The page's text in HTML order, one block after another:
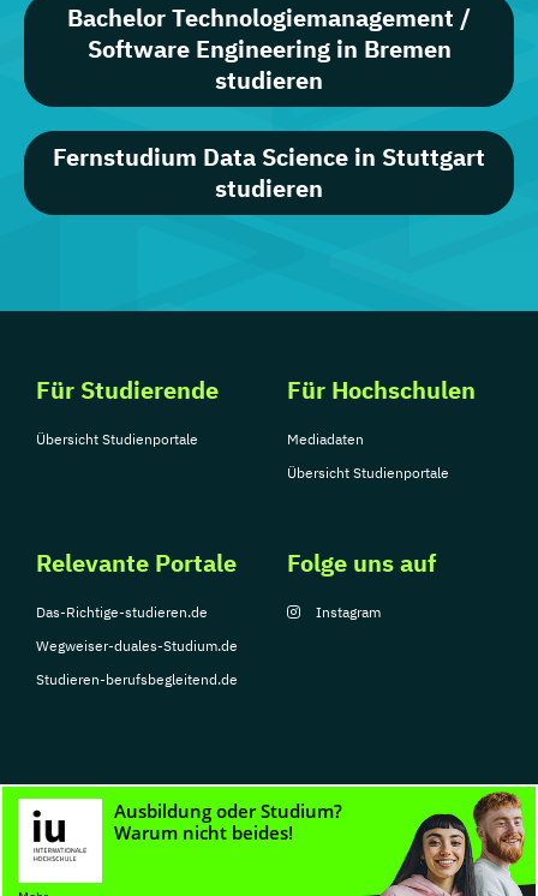
Bachelor Technologiemanagement /
Software Engineering in Bremen
studieren
Fernstudium Data Science in Stuttgart
studieren
Für Studierende
Übersicht Studienportale
Für Hochschulen
Mediadaten
Übersicht Studienportale
Relevante Portale
Das-Richtige-studieren.de
Wegweiser-duales-Studium.de
Studieren-berufsbegleitend.de
Folge uns auf
Instagram
© Copyright 2026, TarGroup Media GmbH
Nutzungsbedingungen